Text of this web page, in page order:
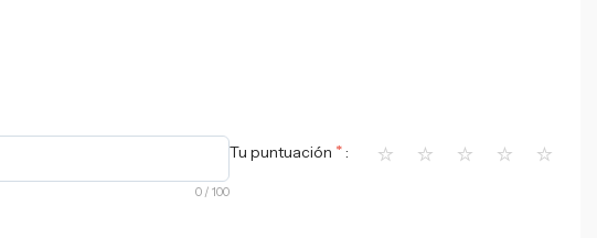
0 / 100
Tu puntuación * ⭐ ⭐ ⭐ ⭐ ⭐